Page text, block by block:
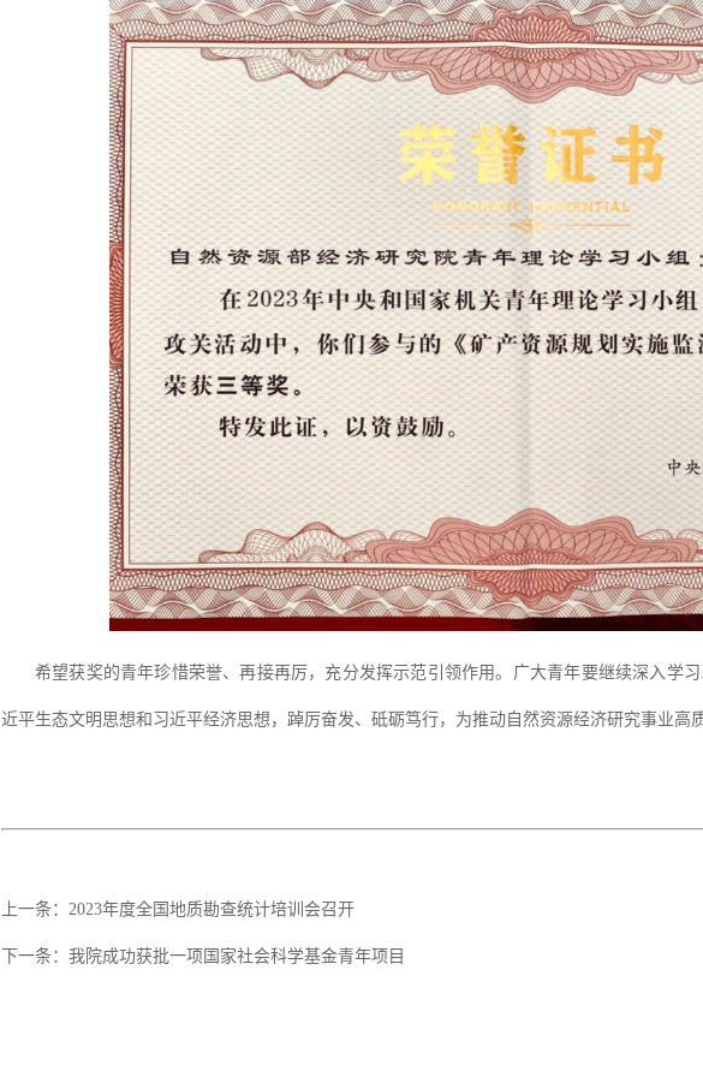
希望获奖的青年珍惜荣誉、再接再厉，充分发挥示范引领作用。广大青年要继续深入学
近平生态文明思想和习近平经济思想，踔厉奋发、砥砺笃行，为推动自然资源经济研究事业高
上一条： 2023年度全国地质勘查统计培训会召开
下一条： 我院成功获批一项国家社会科学基金青年项目